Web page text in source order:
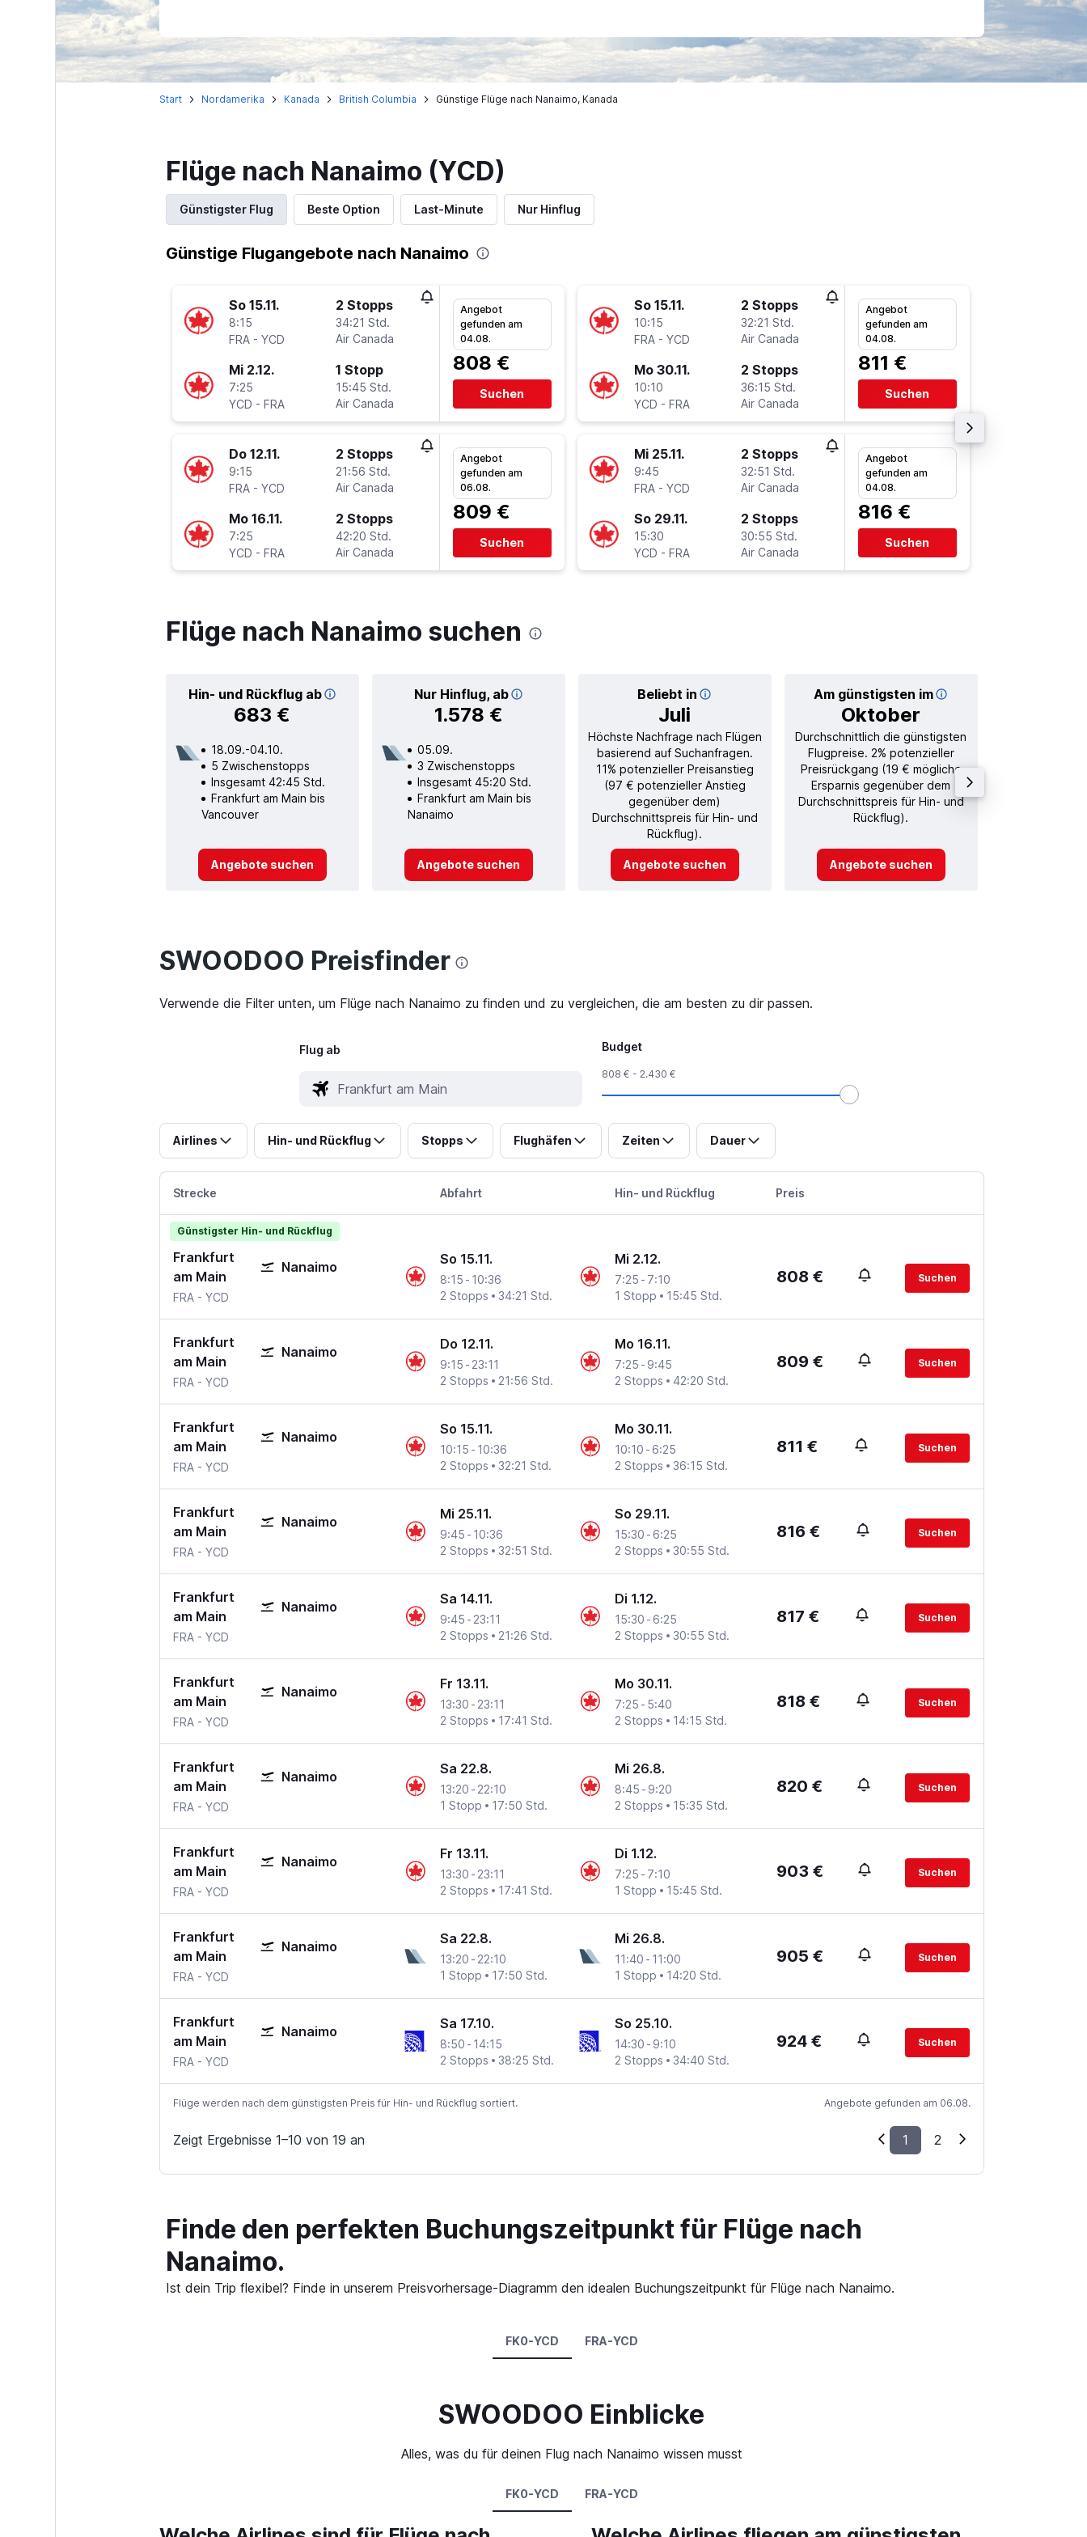
Start Nordamerika Kanada British Columbia Günstige Flüge nach Nanaimo, Kanada
Flüge nach Nanaimo (YCD)
Günstigster Flug Beste Option Last-Minute Nur Hinflug
Günstige Flugangebote nach Nanaimo
So 15.11.
8:15
FRA - YCD
2 Stopps
34:21 Std.
Air Canada
Mi 2.12.
7:25
YCD - FRA
1 Stopp
15:45 Std.
Air Canada
Angebot
gefunden am
04.08.
808 €
Suchen
Do 12.11.
9:15
FRA - YCD
2 Stopps
21:56 Std.
Air Canada
Mo 16.11.
7:25
YCD - FRA
2 Stopps
42:20 Std.
Air Canada
Angebot
gefunden am
06.08.
809 €
Suchen
So 15.11.
10:15
FRA - YCD
2 Stopps
32:21 Std.
Air Canada
Mo 30.11.
10:10
YCD - FRA
2 Stopps
36:15 Std.
Air Canada
Angebot
gefunden am
04.08.
811 €
Suchen
Mi 25.11.
9:45
FRA - YCD
2 Stopps
32:51 Std.
Air Canada
So 29.11.
15:30
YCD - FRA
2 Stopps
30:55 Std.
Air Canada
Angebot
gefunden am
04.08.
816 €
Suchen
Flüge nach Nanaimo suchen
Hin- und Rückflug ab
683 €
Nur Hinflug, ab
1.578 €
Beliebt in
Juli
Am günstigsten im
Oktober
18.09.-04.10.
5 Zwischenstopps
Insgesamt 42:45 Std.
Frankfurt am Main bis
Vancouver
Angebote suchen
05.09.
3 Zwischenstopps
Insgesamt 45:20 Std.
Frankfurt am Main bis
Nanaimo
Angebote suchen
Höchste Nachfrage nach Flügen
basierend auf Suchanfragen.
11% potenzieller Preisanstieg
(97 € potenzieller Anstieg
gegenüber dem)
Durchschnittspreis für Hin- und
Rückflug).
Angebote suchen
Durchschnittlich die günstigsten
Flugpreise. 2% potenzieller
Preisrückgang (19 € mögliche
Ersparnis gegenüber dem
Durchschnittspreis für Hin- und
Rückflug).
Angebote suchen
SWOODOO Preisfinder
Verwende die Filter unten, um Flüge nach Nanaimo zu finden und zu vergleichen, die am besten zu dir passen.
Flug ab Budget
808 € - 2.430 €
Airlines Hin- und Rückflug Stopps Flughäfen Zeiten Dauer
Strecke Abfahrt Hin- und Rückflug Preis
Günstigster Hin- und Rückflug
Frankfurt
am Main
Nanaimo
FRA Frankfurt am Main
- YCD
So 15.11.
8:15 - 10:36
2 Stopps
34:21 Std.
Mi 2.12.
7:25 - 7:10
1 Stopp
15:45 Std.
808 € Suchen
Frankfurt
am Main
Nanaimo
FRA Frankfurt am Main
- YCD
Do 12.11.
9:15 - 23:11
2 Stopps
21:56 Std.
Mo 16.11.
7:25 - 9:45
2 Stopps
42:20 Std.
809 € Suchen
Frankfurt
am Main
Nanaimo
FRA Frankfurt am Main
- YCD
So 15.11.
10:15 - 10:36
2 Stopps
32:21 Std.
Mo 30.11.
10:10 - 6:25
2 Stopps
36:15 Std.
811 € Suchen
Frankfurt
am Main
Nanaimo
FRA Frankfurt am Main
- YCD
Mi 25.11.
9:45 - 10:36
2 Stopps
32:51 Std.
So 29.11.
15:30 - 6:25
2 Stopps
30:55 Std.
816 € Suchen
Frankfurt
am Main
Nanaimo
FRA Frankfurt am Main
- YCD
Sa 14.11.
9:45 - 23:11
2 Stopps
21:26 Std.
Di 1.12.
15:30 - 6:25
2 Stopps
30:55 Std.
817 € Suchen
Frankfurt
am Main
Nanaimo
FRA Frankfurt am Main
- YCD
Fr 13.11.
13:30 - 23:11
2 Stopps
17:41 Std.
Mo 30.11.
7:25 - 5:40
2 Stopps
14:15 Std.
818 € Suchen
Frankfurt
am Main
Nanaimo
FRA Frankfurt am Main
- YCD
Sa 22.8.
13:20 - 22:10
1 Stopp
17:50 Std.
Mi 26.8.
8:45 - 9:20
2 Stopps
15:35 Std.
820 € Suchen
Frankfurt
am Main
Nanaimo
FRA Frankfurt am Main
- YCD
Fr 13.11.
13:30 - 23:11
2 Stopps
17:41 Std.
Di 1.12.
7:25 - 7:10
1 Stopp
15:45 Std.
903 € Suchen
Frankfurt
am Main
Nanaimo
FRA Frankfurt am Main
- YCD
Sa 22.8.
13:20 - 22:10
1 Stopp
17:50 Std.
Mi 26.8.
11:40 - 11:00
1 Stopp
14:20 Std.
905 € Suchen
Frankfurt
am Main
Nanaimo
FRA Frankfurt am Main
- YCD
Sa 17.10.
8:50 - 14:15
2 Stopps
38:25 Std.
So 25.10.
14:30 - 9:10
2 Stopps
34:40 Std.
924 € Suchen
Flüge werden nach dem günstigsten Preis für Hin- und Rückflug sortiert. Angebote gefunden am 06.08.
Zeigt Ergebnisse 1–10 von 19 an 1 2
Finde den perfekten Buchungszeitpunkt für Flüge nach
Nanaimo.
Ist dein Trip flexibel? Finde in unserem Preisvorhersage-Diagramm den idealen Buchungszeitpunkt für Flüge nach Nanaimo.
FK0-YCD FRA-YCD
SWOODOO Einblicke
Alles, was du für deinen Flug nach Nanaimo wissen musst
FK0-YCD FRA-YCD